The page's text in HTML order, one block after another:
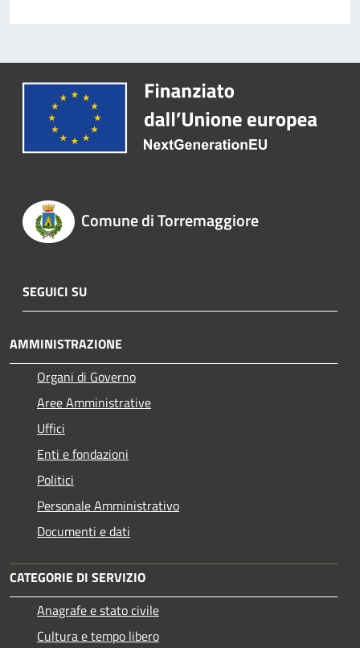
Comune di Torremaggiore
SEGUICI SU
AMMINISTRAZIONE
Organi di Governo
Aree Amministrative
Uffici
Enti e fondazioni
Politici
Personale Amministrativo
Documenti e dati
CATEGORIE DI SERVIZIO
Anagrafe e stato civile
Cultura e tempo libero